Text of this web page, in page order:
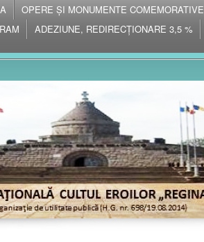
OPERE ȘI MONUMENTE COMEMORATIVE
ADEZIUNE, REDIRECȚIONARE 3,5 %